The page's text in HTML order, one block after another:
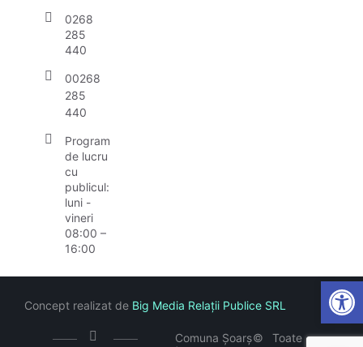
0268
285
440
00268
285
440
Program
de lucru
cu
publicul:
luni -
vineri
08:00 –
16:00
Comuna Șoarș©
Toate
Concept realizat de Big Media Relații Publice SRL